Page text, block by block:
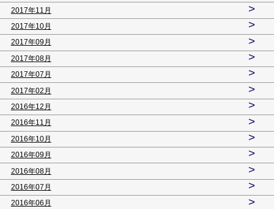
2017年11月 >
2017年10月 >
2017年09月 >
2017年08月 >
2017年07月 >
2017年02月 >
2016年12月 >
2016年11月 >
2016年10月 >
2016年09月 >
2016年08月 >
2016年07月 >
2016年06月 >